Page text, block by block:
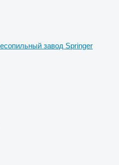
завод Springer